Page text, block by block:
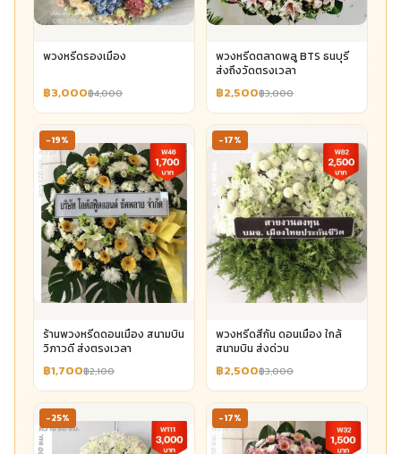
พวงหรีดรองเมือง
฿3,000฿4,000
พวงหรีดตลาดพลู BTS ธนบุรี
ส่งถึงวัดตรงเวลา
฿2,500฿3,000
-19%
ร้านพวงหรีดดอนเมือง สนามบิน
วิภาวดี ส่งตรงเวลา
฿1,700฿2,100
-17%
พวงหรีดสีกัน ดอนเมือง ใกล้
สนามบิน ส่งด่วน
฿2,500฿3,000
-25% -17%